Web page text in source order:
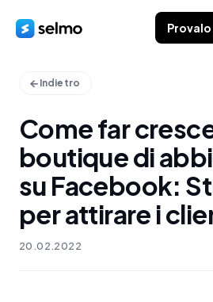
Indietro
Come far
boutique di
su Facebook:
per attirare i
20.02.2022